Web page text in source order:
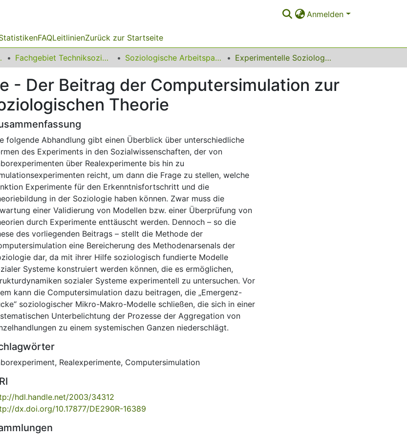
Anmelden
FAQLeitlinienZurück zur Startseite
Fachgebiet Techniksoziologie Soziologische Arbeitspapiere Experimentelle Soziologie - Der Beitrag der Computersimulation zur Weiterentwicklung der soziologischen Theorie
- Der Beitrag der Computersimulation zur
Theorie
folgende Abhandlung gibt einen Überblick über unterschiedliche
des Experiments in den Sozialwissenschaften, der von
über Realexperimente bis hin zu
reicht, um dann die Frage zu stellen, welche
Experimente für den Erkenntnisfortschritt und die
in der Soziologie haben können. Zwar muss die
einer Validierung von Modellen bzw. einer Überprüfung von
durch Experimente enttäuscht werden. Dennoch – so die
des vorliegenden Beitrags – stellt die Methode der
eine Bereicherung des Methodenarsenals der
dar, da mit ihrer Hilfe soziologisch fundierte Modelle
Systeme konstruiert werden können, die es ermöglichen,
sozialer Systeme experimentell zu untersuchen. Vor
kann die Computersimulation dazu beitragen, die „Emergenz-
soziologischer Mikro-Makro-Modelle schließen, die sich in einer
Unterbelichtung der Prozesse der Aggregation von
zu einem systemischen Ganzen niederschlägt.
, Realexperimente, Computersimulation
hdl.handle.net/2003/34312
dx.doi.org/10.17877/DE290R-16389